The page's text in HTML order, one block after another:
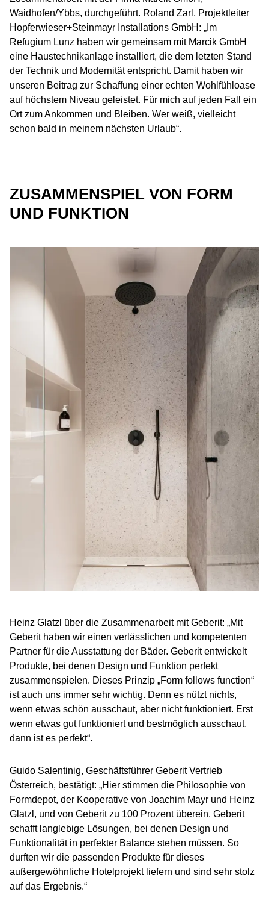
Waidhofen/Ybbs, durchgeführt. Roland Zarl, Projektleiter
Hopferwieser+Steinmayr Installations GmbH: „Im
Refugium Lunz haben wir gemeinsam mit Marcik GmbH
eine Haustechnikanlage installiert, die dem letzten Stand
der Technik und Modernität entspricht. Damit haben wir
unseren Beitrag zur Schaffung einer echten Wohlfühloase
auf höchstem Niveau geleistet. Für mich auf jeden Fall ein
Ort zum Ankommen und Bleiben. Wer weiß, vielleicht
schon bald in meinem nächsten Urlaub“.
ZUSAMMENSPIEL VON FORM
UND FUNKTION
Heinz Glatzl über die Zusammenarbeit mit Geberit: „Mit
Geberit haben wir einen verlässlichen und kompetenten
Partner für die Ausstattung der Bäder. Geberit entwickelt
Produkte, bei denen Design und Funktion perfekt
zusammenspielen. Dieses Prinzip „Form follows function“
ist auch uns immer sehr wichtig. Denn es nützt nichts,
wenn etwas schön ausschaut, aber nicht funktioniert. Erst
wenn etwas gut funktioniert und bestmöglich ausschaut,
dann ist es perfekt“.
Guido Salentinig, Geschäftsführer Geberit Vertrieb
Österreich, bestätigt: „Hier stimmen die Philosophie von
Formdepot, der Kooperative von Joachim Mayr und Heinz
Glatzl, und von Geberit zu 100 Prozent überein. Geberit
schafft langlebige Lösungen, bei denen Design und
Funktionalität in perfekter Balance stehen müssen. So
durften wir die passenden Produkte für dieses
außergewöhnliche Hotelprojekt liefern und sind sehr stolz
auf das Ergebnis.“